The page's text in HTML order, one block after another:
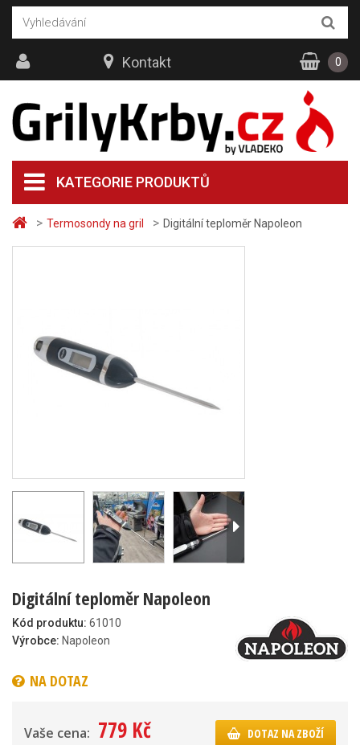
> Termosondy na gril > Digitální teploměr Napoleon
Digitální teploměr Napoleon
Kód produktu: 61010
Výrobce: Napoleon
NA DOTAZ
Vaše cena: 779 Kč DOTAZ NA ZBOŽÍ
KATEGORIE PRODUKTŮ
Kontakt 0